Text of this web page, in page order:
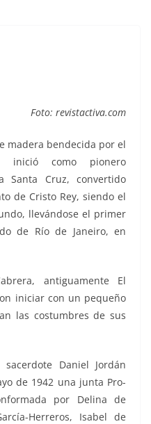
Foto: revistactiva.com
madera bendecida por el
inició como pionero
Santa Cruz, convertido
de Cristo Rey, siendo el
llevándose el primer
de Río de Janeiro, en
antiguamente El
iniciar con un pequeño
las costumbres de sus
Daniel Jordán
de 1942 una junta Pro-
por Delina de
Herreros, Isabel de